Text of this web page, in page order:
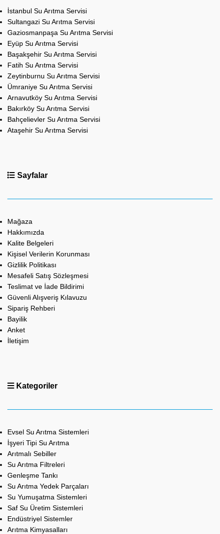
İstanbul Su Arıtma Servisi
Sultangazi Su Arıtma Servisi
Gaziosmanpaşa Su Arıtma Servisi
Eyüp Su Arıtma Servisi
Başakşehir Su Arıtma Servisi
Fatih Su Arıtma Servisi
Zeytinburnu Su Arıtma Servisi
Ümraniye Su Arıtma Servisi
Arnavutköy Su Arıtma Servisi
Bakırköy Su Arıtma Servisi
Bahçelievler Su Arıtma Servisi
Ataşehir Su Arıtma Servisi
Sayfalar
Mağaza
Hakkımızda
Kalite Belgeleri
Kişisel Verilerin Korunması
Gizlilik Politikası
Mesafeli Satış Sözleşmesi
Teslimat ve İade Bildirimi
Güvenli Alışveriş Kılavuzu
Sipariş Rehberi
Bayilik
Anket
İletişim
Kategoriler
Evsel Su Arıtma Sistemleri
İşyeri Tipi Su Arıtma
Arıtmalı Sebiller
Su Arıtma Filtreleri
Genleşme Tankı
Su Arıtma Yedek Parçaları
Su Yumuşatma Sistemleri
Saf Su Üretim Sistemleri
Endüstriyel Sistemler
Arıtma Kimyasalları